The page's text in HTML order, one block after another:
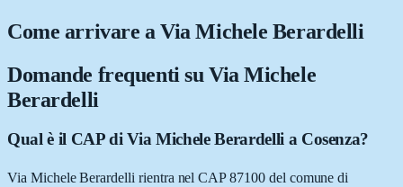
Come arrivare aVia Michele Berardelli
Domande frequenti su Via Michele
Berardelli
Qual è il CAP di Via Michele Berardelli a Cosenza?
Via Michele Berardelli rientra nel CAP 87100 del comune di